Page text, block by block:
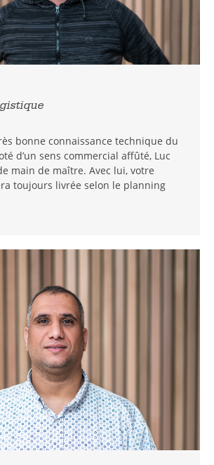
bonne connaissance technique du
d’un sens commercial affûté, Luc
main de maître. Avec lui, votre
toujours livrée selon le planning